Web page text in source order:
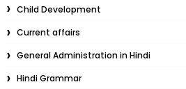
Child Development
Current affairs
General Administration in Hindi
Hindi Grammar